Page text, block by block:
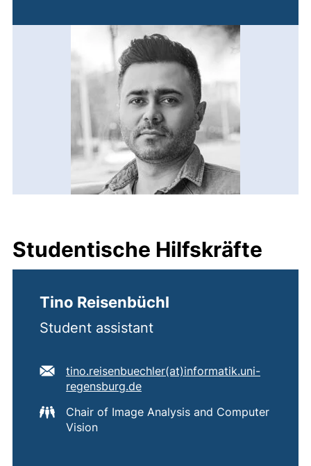
Studentische Hilfskräfte
Tino Reisenbüchl
Student assistant
E-Mail Adresse:
tino.reisenbuechler​(at)​informatik.uni-
regensburg.de(öffnet Ihr E-Mail-Programm)
Chair of Image Analysis and Computer
Vision